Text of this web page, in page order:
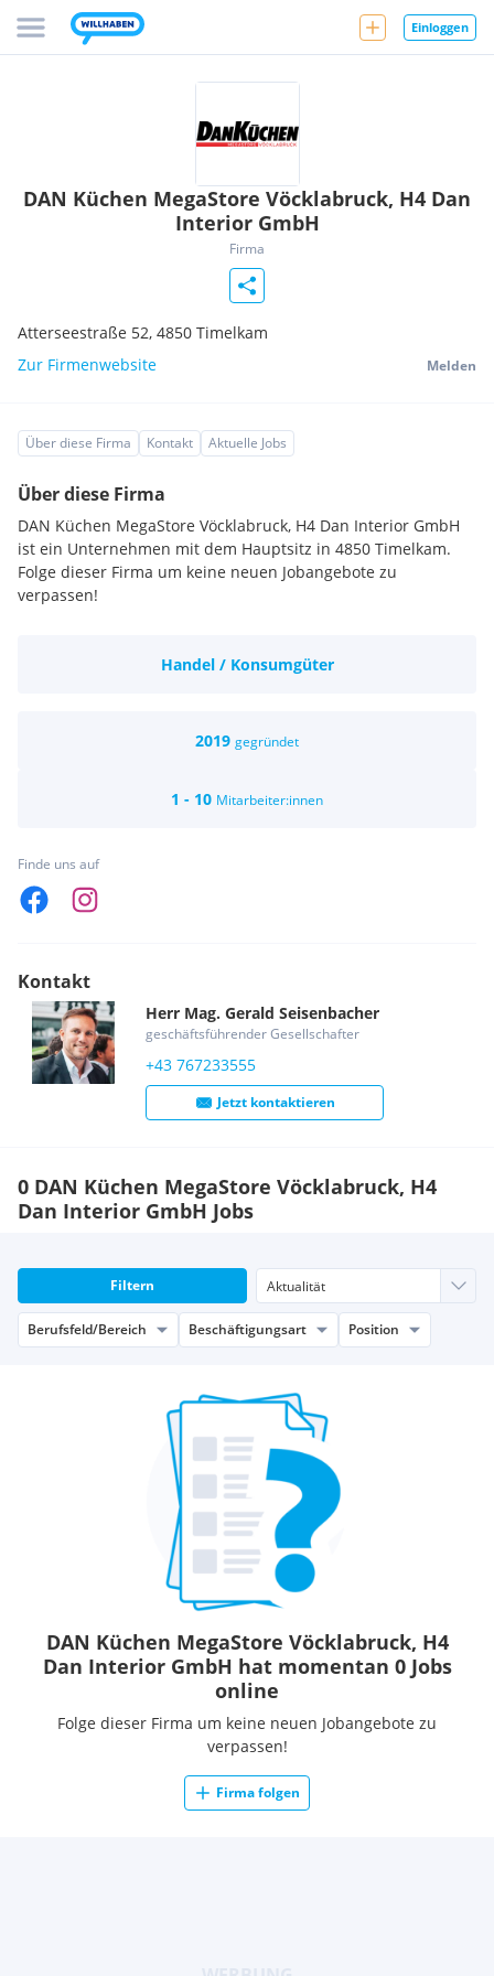
Einloggen
DAN Küchen MegaStore Vöcklabruck, H4 Dan
Interior GmbH
Firma
Atterseestraße 52, 4850 Timelkam
Zur Firmenwebsite
Melden
Über diese Firma Kontakt Aktuelle Jobs
Über diese Firma
DAN Küchen MegaStore Vöcklabruck, H4 Dan Interior GmbH
ist ein Unternehmen mit dem Hauptsitz in 4850 Timelkam.
Folge dieser Firma um keine neuen Jobangebote zu
verpassen!
Handel / Konsumgüter
2019 gegründet
1 - 10 Mitarbeiter:innen
Finde uns auf
Kontakt
Herr Mag. Gerald Seisenbacher
geschäftsführender Gesellschafter
+43 767233555
Jetzt kontaktieren
0 DAN Küchen MegaStore Vöcklabruck, H4
Dan Interior GmbH Jobs
Filtern
Berufsfeld/Bereich Beschäftigungsart Position
DAN Küchen MegaStore Vöcklabruck, H4
Dan Interior GmbH hat momentan 0 Jobs
online
Folge dieser Firma um keine neuen Jobangebote zu
verpassen!
Firma folgen